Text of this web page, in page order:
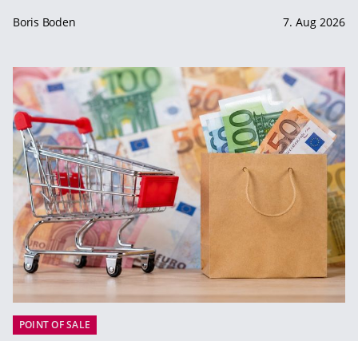
Boris Boden 7. Aug 2026
POINT OF SALE